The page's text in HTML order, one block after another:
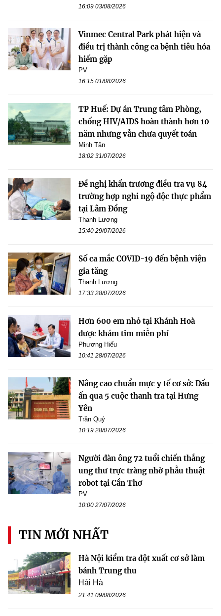
16:09 03/08/2026
Vinmec Central Park phát hiện và
điều trị thành công ca bệnh tiêu hóa
hiếm gặp
PV
16:15 01/08/2026
TP Huế: Dự án Trung tâm Phòng,
chống HIV/AIDS hoàn thành hơn 10
năm nhưng vẫn chưa quyết toán
Minh Tân
18:02 31/07/2026
Đề nghị khẩn trương điều tra vụ 84
trường hợp nghi ngộ độc thực phẩm
tại Lâm Đồng
Thanh Lương
15:40 29/07/2026
Số ca mắc COVID-19 đến bệnh viện
gia tăng
Thanh Lương
17:33 28/07/2026
Hơn 600 em nhỏ tại Khánh Hoà
được khám tim miễn phí
Phương Hiếu
10:41 28/07/2026
Nâng cao chuẩn mực y tế cơ sở: Dấu
ấn qua 5 cuộc thanh tra tại Hưng
Yên
Trần Quý
10:19 28/07/2026
Người đàn ông 72 tuổi chiến thắng
ung thư trực tràng nhờ phẫu thuật
robot tại Cần Thơ
PV
10:00 27/07/2026
TIN MỚI NHẤT
Hà Nội kiểm tra đột xuất cơ sở làm
bánh Trung thu
Hải Hà
21:41 09/08/2026